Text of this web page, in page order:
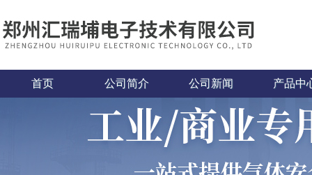
首页 公司简介 公司新闻 产品中